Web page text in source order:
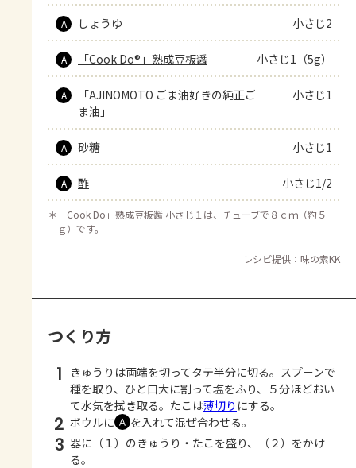
A しょうゆ 小さじ2
A 「Cook Do®」熟成豆板醤 小さじ1（5g）
A
「AJINOMOTO ごま油好きの純正ご
ま油」
小さじ1
A 砂糖 小さじ1
A 酢 小さじ1/2
＊ 「Cook Do」熟成豆板醤 小さじ１は、チューブで８ｃｍ（約５
ｇ）です。
レシピ提供：味の素KK
つくり方
1
きゅうりは両端を切ってタテ半分に切る。スプーンで
種を取り、ひと口大に割って塩をふり、５分ほどおい
て水気を拭き取る。たこは薄切り にする。
2 ボウルに Ａ を入れて混ぜ合わせる。
3 器に（１）のきゅうり・たこを盛り、（２）をかけ
る。